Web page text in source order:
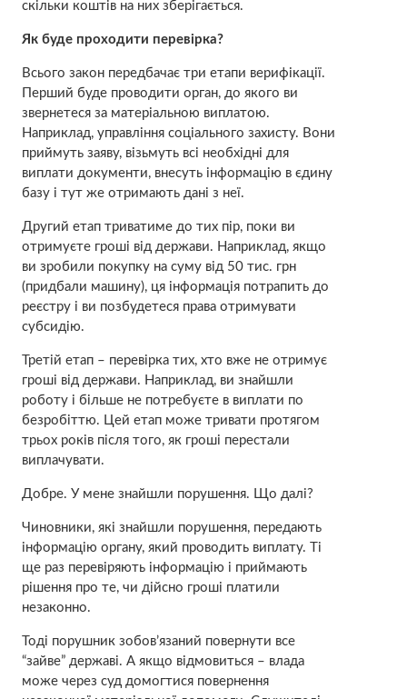
скільки коштів на них зберігається.
Як буде проходити перевірка?
Всього закон передбачає три етапи верифікації.
Перший буде проводити орган, до якого ви
звернетеся за матеріальною виплатою.
Наприклад, управління соціального захисту. Вони
приймуть заяву, візьмуть всі необхідні для
виплати документи, внесуть інформацію в єдину
базу і тут же отримають дані з неї.
Другий етап триватиме до тих пір, поки ви
отримуєте гроші від держави. Наприклад, якщо
ви зробили покупку на суму від 50 тис. грн
(придбали машину), ця інформація потрапить до
реєстру і ви позбудетеся права отримувати
субсидію.
Третій етап – перевірка тих, хто вже не отримує
гроші від держави. Наприклад, ви знайшли
роботу і більше не потребуєте в виплати по
безробіттю. Цей етап може тривати протягом
трьох років після того, як гроші перестали
виплачувати.
Добре. У мене знайшли порушення. Що далі?
Чиновники, які знайшли порушення, передають
інформацію органу, який проводить виплату. Ті
ще раз перевіряють інформацію і приймають
рішення про те, чи дійсно гроші платили
незаконно.
Тоді порушник зобов’язаний повернути все
“зайве” державі. А якщо відмовиться – влада
може через суд домогтися повернення